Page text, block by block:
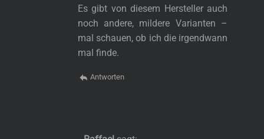
Es gibt von diesem Hersteller auch
noch andere, mildere Varianten –
mal schauen, ob ich die irgendwann
mal finde.
Antworten